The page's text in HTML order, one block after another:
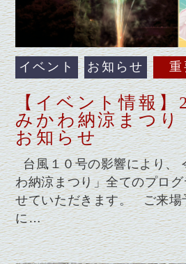
イベント お知らせ 重
【イベント情報
みかわ納涼まつ
お知らせ
台風１０号の影響により、
わ納涼まつり」全てのプロ
せていただきます。 ご来場
に…